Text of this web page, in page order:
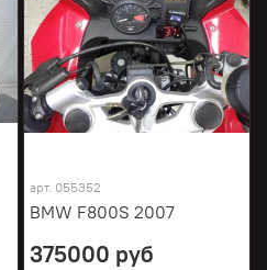
арт. 055352
BMW F800S 2007
375000 руб